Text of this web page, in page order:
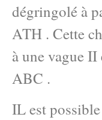
dégringolé à
ATH . Cette
à une vague II
ABC .
IL est